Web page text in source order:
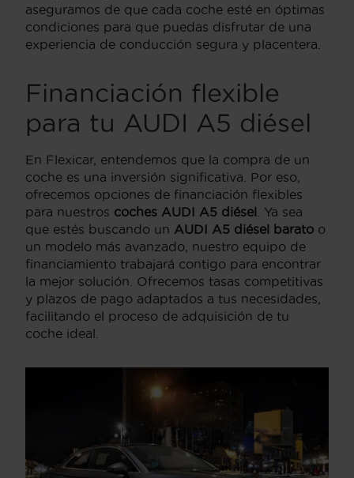
aseguramos de que cada coche esté en óptimas
condiciones para que puedas disfrutar de una
experiencia de conducción segura y placentera.
Financiación flexible
para tu AUDI A5 diésel
En Flexicar, entendemos que la compra de un
coche es una inversión significativa. Por eso,
ofrecemos opciones de financiación flexibles
para nuestros coches AUDI A5 diésel . Ya sea
que estés buscando un AUDI A5 diésel barato o
un modelo más avanzado, nuestro equipo de
financiamiento trabajará contigo para encontrar
la mejor solución. Ofrecemos tasas competitivas
y plazos de pago adaptados a tus necesidades,
facilitando el proceso de adquisición de tu
coche ideal.